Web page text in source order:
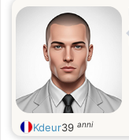
Kdeur39 anni